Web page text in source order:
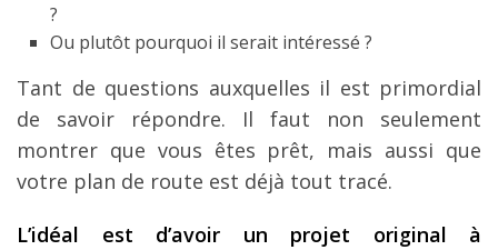
?
Ou plutôt pourquoi il serait intéressé ?
Tant de questions auxquelles il est primordial
de savoir répondre. Il faut non seulement
montrer que vous êtes prêt, mais aussi que
votre plan de route est déjà tout tracé.
L’idéal est d’avoir un projet original à